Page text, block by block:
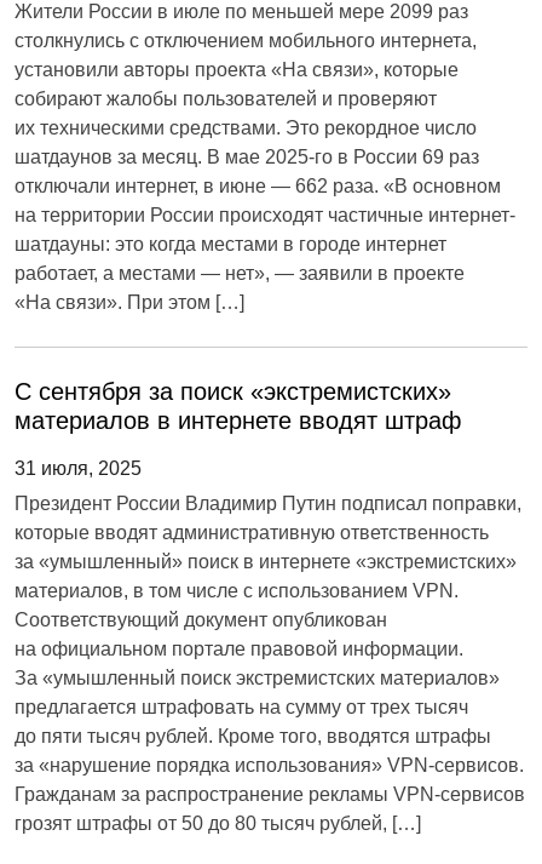
Жители России в июле по меньшей мере 2099 раз
столкнулись с отключением мобильного интернета,
установили авторы проекта «На связи», которые
собирают жалобы пользователей и проверяют
их техническими средствами. Это рекордное число
шатдаунов за месяц. В мае 2025-го в России 69 раз
отключали интернет, в июне — 662 раза. «В основном
на территории России происходят частичные интернет-
шатдауны: это когда местами в городе интернет
работает, а местами — нет», — заявили в проекте
«На связи». При этом […]
C cентября за поиск «экстремистских»
материалов в интернете вводят штраф
31 июля, 2025
Президент России Владимир Путин подписал поправки,
которые вводят административную ответственность
за «умышленный» поиск в интернете «экстремистских»
материалов, в том числе с использованием VPN.
Соответствующий документ опубликован
на официальном портале правовой информации.
За «умышленный поиск экстремистских материалов»
предлагается штрафовать на сумму от трех тысяч
до пяти тысяч рублей. Кроме того, вводятся штрафы
за «нарушение порядка использования» VPN-сервисов.
Гражданам за распространение рекламы VPN-сервисов
грозят штрафы от 50 до 80 тысяч рублей, […]